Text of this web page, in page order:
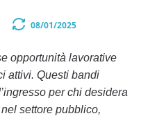
08/01/2025
opportunità lavorative
attivi. Questi bandi
per chi desidera
settore pubblico,